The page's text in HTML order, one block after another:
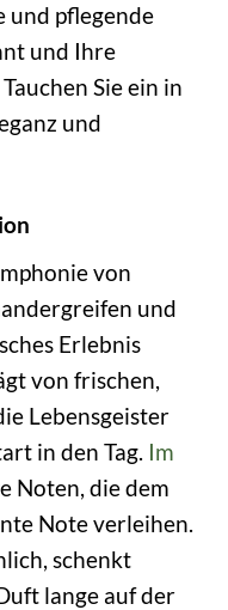
und pflegende
und Ihre
Sie ein in
und
von
und
Erlebnis
von frischen,
Lebensgeister
in den Tag. Im
Noten, die dem
Note verleihen.
schenkt
lange auf der